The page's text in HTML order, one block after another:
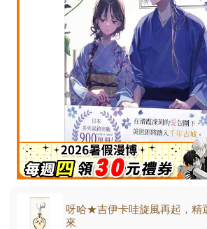
呀哈★吉伊卡哇旋風再起，精
來